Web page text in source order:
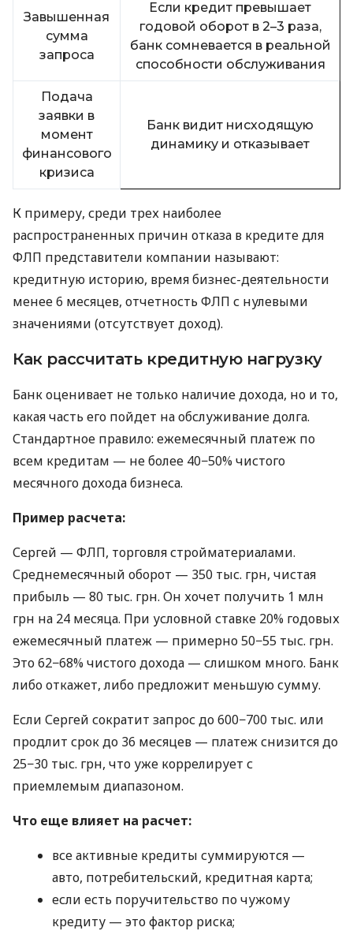
Завышенная
сумма
запроса
Если кредит превышает
годовой оборот в 2–3 раза,
банк сомневается в реальной
способности обслуживания
Подача
заявки в
момент
финансового
кризиса
Банк видит нисходящую
динамику и отказывает
К примеру, среди трех наиболее
распространенных причин отказа в кредите для
ФЛП представители компании называют:
кредитную историю, время бизнес-деятельности
менее 6 месяцев, отчетность ФЛП с нулевыми
значениями (отсутствует доход).
Как рассчитать кредитную нагрузку
Банк оценивает не только наличие дохода, но и то,
какая часть его пойдет на обслуживание долга.
Стандартное правило: ежемесячный платеж по
всем кредитам — не более 40−50% чистого
месячного дохода бизнеса.
Пример расчета:
Сергей — ФЛП, торговля стройматериалами.
Среднемесячный оборот — 350 тыс. грн, чистая
прибыль — 80 тыс. грн. Он хочет получить 1 млн
грн на 24 месяца. При условной ставке 20% годовых
ежемесячный платеж — примерно 50−55 тыс. грн.
Это 62−68% чистого дохода — слишком много. Банк
либо откажет, либо предложит меньшую сумму.
Если Сергей сократит запрос до 600−700 тыс. или
продлит срок до 36 месяцев — платеж снизится до
25−30 тыс. грн, что уже коррелирует с
приемлемым диапазоном.
Что еще влияет на расчет:
все активные кредиты суммируются —
авто, потребительский, кредитная карта;
если есть поручительство по чужому
кредиту — это фактор риска;